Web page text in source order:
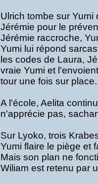
Ulrich tombe sur
Jérémie pour le
Jérémie raccroche,
Yumi lui répond
les codes de Laura,
vraie Yumi et
tour une fois sur place.
A l'école, Aelita
n'apprécie pas,
Sur Lyoko, trois
Yumi flaire le piège et
Mais son plan ne
Wiliam est retenu par